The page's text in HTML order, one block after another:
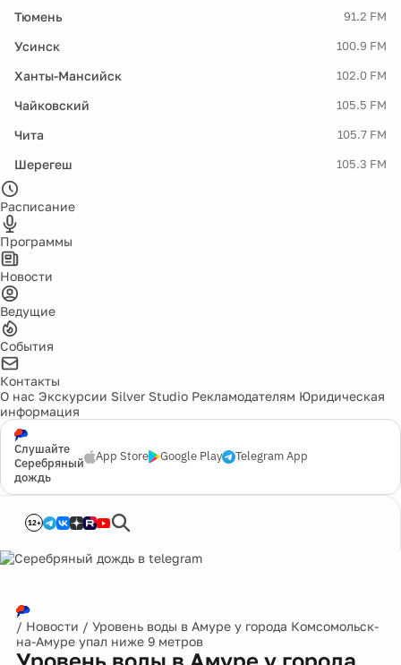
Тюмень 91.2 FM
Усинск 100.9 FM
Ханты-Мансийск 102.0 FM
Чайковский 105.5 FM
Чита 105.7 FM
Шерегеш 105.3 FM
Расписание
Программы
Новости
Ведущие
События
Контакты
О нас Экскурсии Silver Studio Рекламодателям Юридическая
информация
Слушайте
Серебряный
дождь
App Store Google Play Telegram App
12+
/ Новости / Уровень воды в Амуре у города Комсомольск-
на-Амуре упал ниже 9 метров